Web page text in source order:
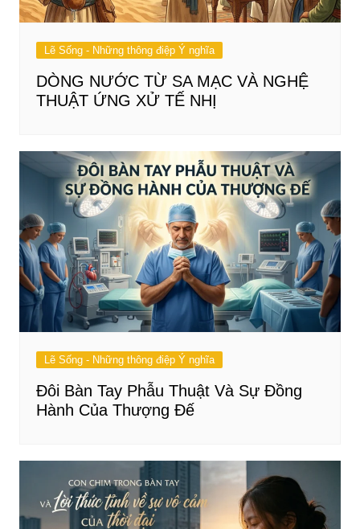
Lẽ Sống - Những thông điệp Ý nghĩa
DÒNG NƯỚC TỪ SA MẠC VÀ NGHỆ
THUẬT ỨNG XỬ TẾ NHỊ
Lẽ Sống - Những thông điệp Ý nghĩa
Đôi Bàn Tay Phẫu Thuật Và Sự Đồng
Hành Của Thượng Đế